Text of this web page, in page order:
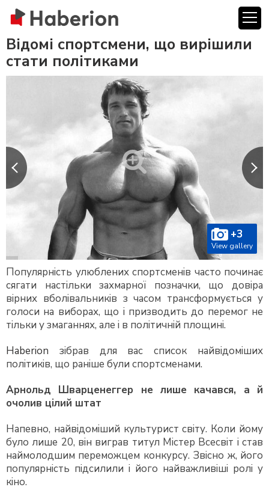
Відомі спортсмени, що вирішили
стати політиками
+3
View gallery
Популярність улюблених спортсменів часто починає
сягати настільки захмарної позначки, що довіра
вірних вболівальників з часом трансформується у
голоси на виборах, що і призводить до перемог не
тільки у змаганнях, але і в політичній площині.
Haberion зібрав для вас список найвідоміших
політиків, що раніше були спортсменами.
Арнольд Шварценеггер не лише качався, а й
очолив цілий штат
Напевно, найвідоміший культурист світу. Коли йому
було лише 20, він виграв титул Містер Всесвіт і став
наймолодшим переможцем конкурсу. Звісно ж, його
популярність підсилили і його найважливіші ролі у
кіно.